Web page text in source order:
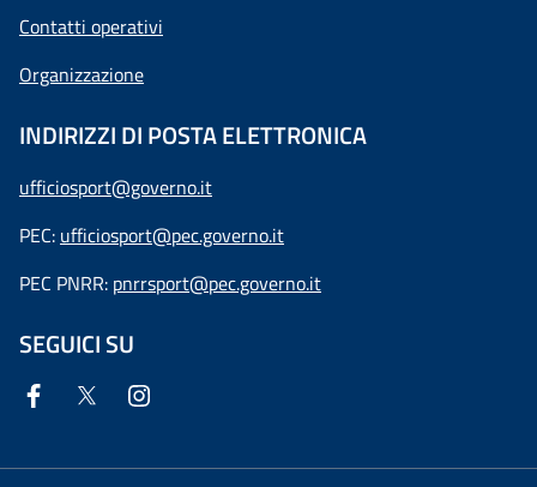
Contatti operativi
Organizzazione
INDIRIZZI DI POSTA ELETTRONICA
ufficiosport@governo.it
PEC: ufficiosport@pec.governo.it
PEC PNRR: pnrrsport@pec.governo.it
SEGUICI SU